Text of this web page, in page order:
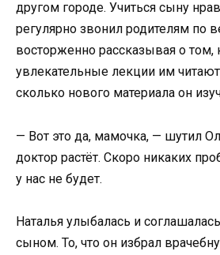
другом городе. Учиться сыну
регулярно звонил родителям по
восторженно рассказывая о том,
увлекательные лекции им
сколько нового материала он
— Вот это да, мамочка, — шутил
доктор растёт. Скоро никаких
у нас не будет.
Наталья улыбалась и
сыном. То, что он избрал